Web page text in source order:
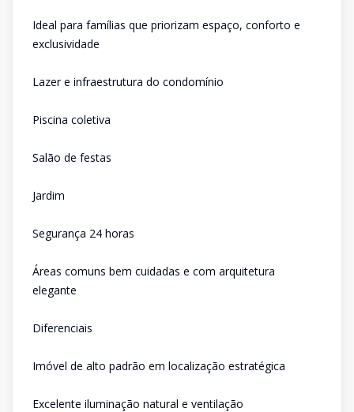
Ideal para famílias que priorizam espaço, conforto e
exclusividade
Lazer e infraestrutura do condomínio
Piscina coletiva
Salão de festas
Jardim
Segurança 24 horas
Áreas comuns bem cuidadas e com arquitetura
elegante
Diferenciais
Imóvel de alto padrão em localização estratégica
Excelente iluminação natural e ventilação